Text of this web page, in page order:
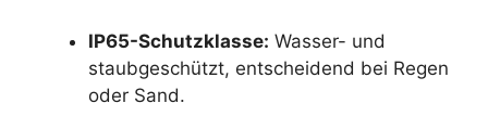
IP65-Schutzklasse: Wasser- und
staubgeschützt, entscheidend bei Regen
oder Sand.